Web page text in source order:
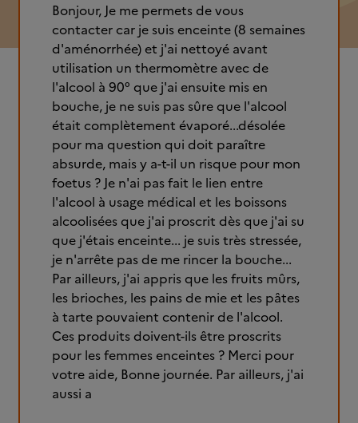
Bonjour, Je me permets de vous
contacter car je suis enceinte (8 semaines
d'aménorrhée) et j'ai nettoyé avant
utilisation un thermomètre avec de
l'alcool à 90° que j'ai ensuite mis en
bouche, je ne suis pas sûre que l'alcool
était complètement évaporé...désolée
pour ma question qui doit paraître
absurde, mais y a-t-il un risque pour mon
foetus ? Je n'ai pas fait le lien entre
l'alcool à usage médical et les boissons
alcoolisées que j'ai proscrit dès que j'ai su
que j'étais enceinte... je suis très stressée,
je n'arrête pas de me rincer la bouche...
Par ailleurs, j'ai appris que les fruits mûrs,
les brioches, les pains de mie et les pâtes
à tarte pouvaient contenir de l'alcool.
Ces produits doivent-ils être proscrits
pour les femmes enceintes ? Merci pour
votre aide, Bonne journée. Par ailleurs, j'ai
aussi a